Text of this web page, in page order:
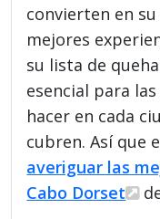
convierten en
mejores
su lista de
esencial para
hacer en cada
cubren. Así que
averiguar las
Cabo Dorset